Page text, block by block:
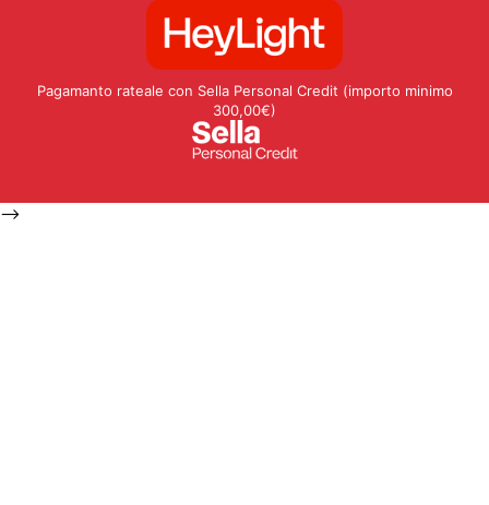
Pagamanto rateale con Sella Personal Credit (importo minimo
300,00€)
-->